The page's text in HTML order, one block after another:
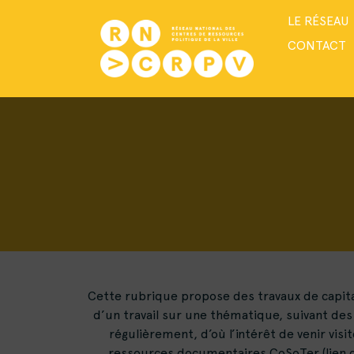
LE RÉSEAU
CONTACT
Cette rubrique propose des travaux de
d’un travail sur une thématique, suivant
régulièrement, d’où l’intérêt de venir